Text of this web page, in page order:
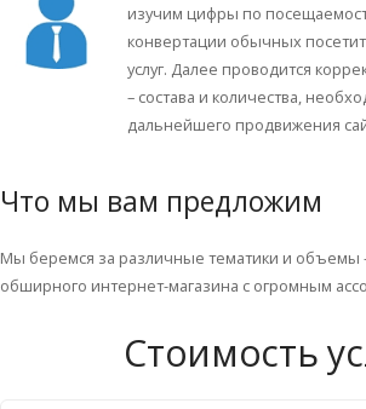
изучим цифры по
конвертации обычных
услуг. Далее проводится
– состава и количества,
дальнейшего продвижения
Что мы вам предложим
Мы беремся за различные тематики и объемы
обширного интернет-магазина с огромным
Стоимость